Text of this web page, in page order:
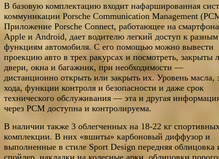
В базовую комплектацию входит нафаршированная
коммуникации Porsche Communication Management
Приложение Porsche Connect, работающее на
Apple и Android, дает водителю легкий доступ к разным
функциям автомобиля. С его помощью можно вывести
проекцию авто в трех ракурсах и посмотреть, закрыты
двери, окна и багажник, при необходимости —
дистанционно открыть или закрыть их. Уровень масла,
хода, функции контроля и безопасности и даже срок
технического обслуживания — эта и другая
через PCM доступна и контролируема.
В наличии также 3 облегченных на 18-22 кг
комплекции. В них «вшиты» карбоновый диффузор и
выполненные в стиле Sport Design передняя облицовка